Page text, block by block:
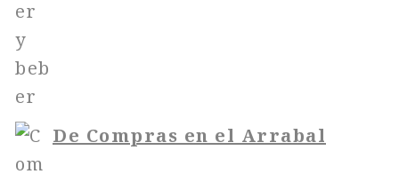
De Compras en el Arrabal